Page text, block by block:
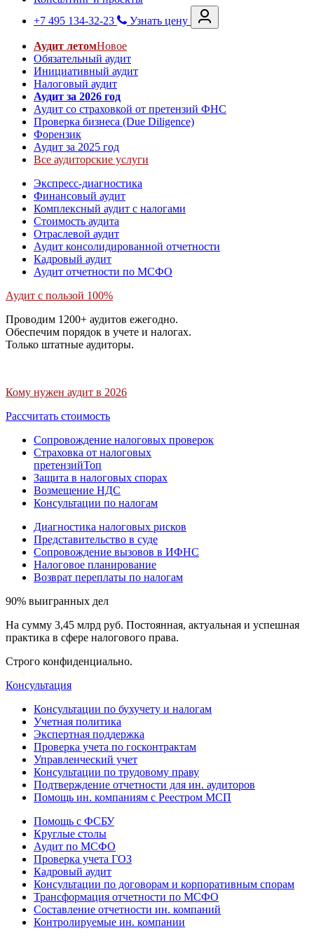
+7 495 134-32-23
Узнать цену
Аудит летомНовое
Обязательный аудит
Инициативный аудит
Налоговый аудит
Аудит за 2026 год
Аудит со страховкой от претензий ФНС
Проверка бизнеса (Due Diligence)
Форензик
Аудит за 2025 год
Все аудиторские услуги
Экспресс-диагностика
Финансовый аудит
Комплексный аудит с налогами
Стоимость аудита
Отраслевой аудит
Аудит консолидированной отчетности
Кадровый аудит
Аудит отчетности по МСФО
Аудит с пользой 100%
Проводим 1200+ аудитов ежегодно.
Обеспечим порядок в учете и налогах.
Только штатные аудиторы.
Кому нужен аудит в 2026
Рассчитать стоимость
Сопровождение налоговых проверок
Страховка от налоговых
претензийТоп
Защита в налоговых спорах
Возмещение НДС
Консультации по налогам
Диагностика налоговых рисков
Представительство в суде
Сопровождение вызовов в ИФНС
Налоговое планирование
Возврат переплаты по налогам
90% выигранных дел
На сумму 3,45 млрд руб. Постоянная, актуальная и успешная
практика в сфере налогового права.
Строго конфиденциально.
Консультация
Консультации по бухучету и налогам
Учетная политика
Экспертная поддержка
Проверка учета по госконтрактам
Управленческий учет
Консультации по трудовому праву
Подтверждение отчетности для ин. аудиторов
Помощь ин. компаниям с Реестром МСП
Помощь с ФСБУ
Круглые столы
Аудит по МСФО
Проверка учета ГОЗ
Кадровый аудит
Консультации по договорам и корпоративным спорам
Трансформация отчетности по МСФО
Составление отчетности ин. компаний
Контролируемые ин. компании